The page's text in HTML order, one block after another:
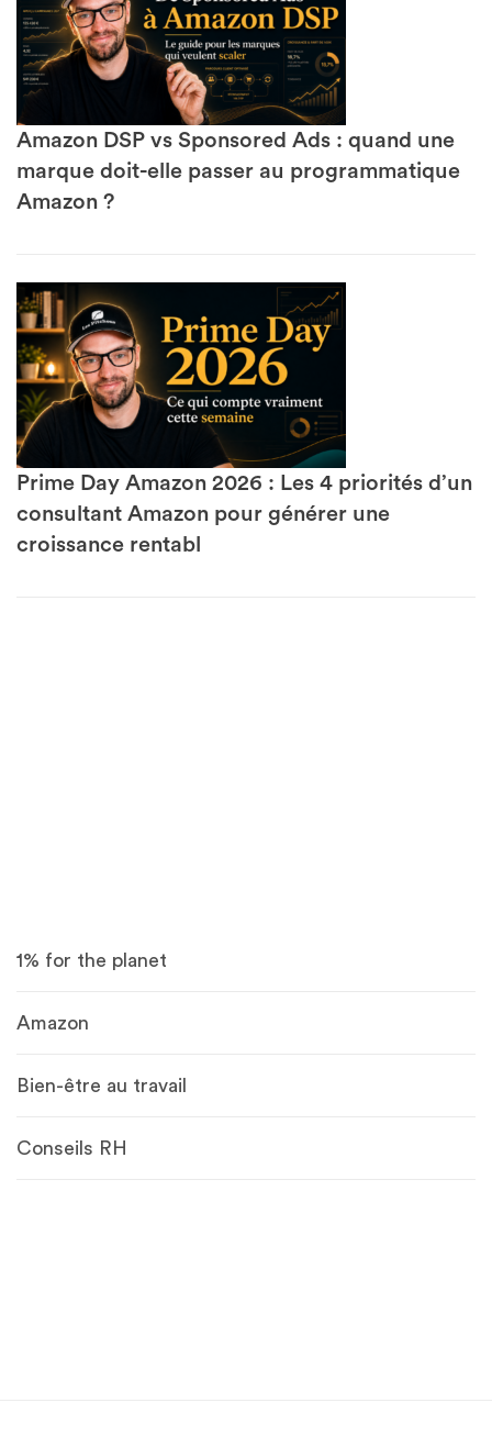
Amazon DSP vs Sponsored Ads : quand une
marque doit-elle passer au programmatique
Amazon ?
Prime Day Amazon 2026 : Les 4 priorités d’un
consultant Amazon pour générer une
croissance rentabl
1% for the planet
Amazon
Bien-être au travail
Conseils RH